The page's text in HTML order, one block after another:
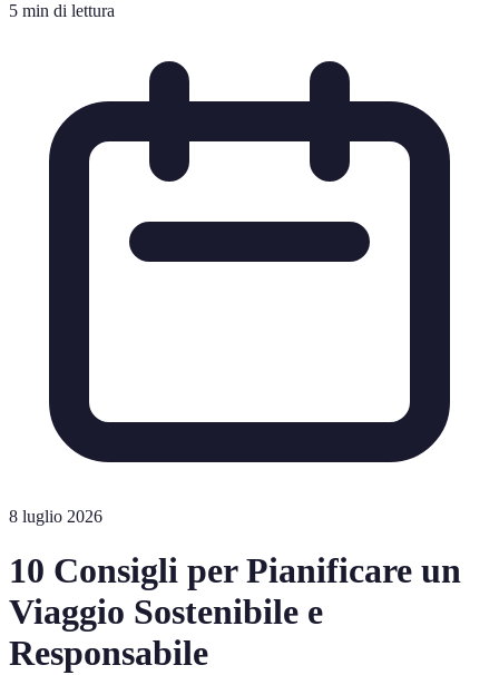
5 min di lettura
8 luglio 2026
10 Consigli per Pianificare un
Viaggio Sostenibile e
Responsabile